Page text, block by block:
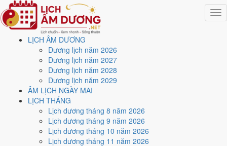
LỊCH ÂM DƯƠNG
Dương lịch năm 2026
Dương lịch năm 2027
Dương lịch năm 2028
Dương lịch năm 2029
ÂM LỊCH NGÀY MAI
LỊCH THÁNG
Lịch dương tháng 8 năm 2026
Lịch dương tháng 9 năm 2026
Lịch dương tháng 10 năm 2026
Lịch dương tháng 11 năm 2026
Trang chủ
Lịch năm 2026
Tháng 8/2026
Ngày 26/8/2026 (Nhâm Thân)
Xem ngày26/8/2026
lịch - Ngày 14/7 âm lịch